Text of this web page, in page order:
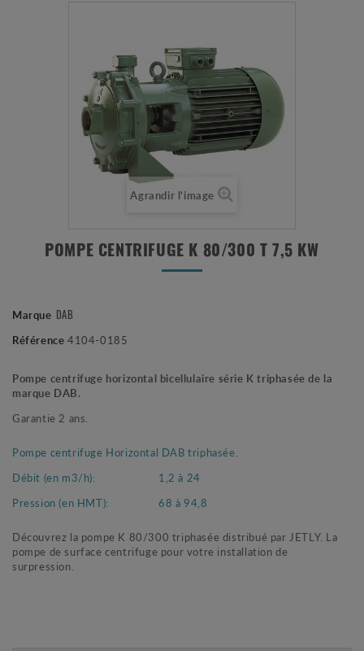
Agrandir l'image
POMPE CENTRIFUGE K 80/300 T 7,5 KW
Marque DAB
Référence 4104-0185
Pompe centrifuge horizontal bicellulaire série K triphasée de la
marque DAB.
Garantie 2 ans.
Pompe centrifuge Horizontal DAB triphasée.
Débit (en m3/h):
1,2 à 24
Pression (en HMT):
68 à 94,8
Découvrez la pompe K 80/300 triphasée distribué par JETLY. La
pompe de surface centrifuge pour votre installation de
surpression.